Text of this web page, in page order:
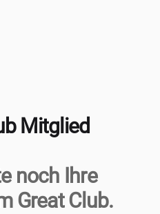
Mitglied
noch Ihre
Great Club.